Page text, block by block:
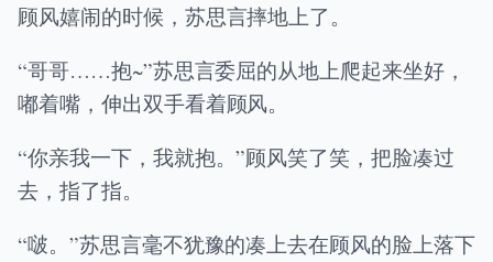
顾风嬉闹的时候，苏思言摔地上了。
“哥哥……抱~”苏思言委屈的从地上爬起来坐好，
嘟着嘴，伸出双手看着顾风。
“你亲我一下，我就抱。”顾风笑了笑，把脸凑过
去，指了指。
“啵。”苏思言毫不犹豫的凑上去在顾风的脸上落下